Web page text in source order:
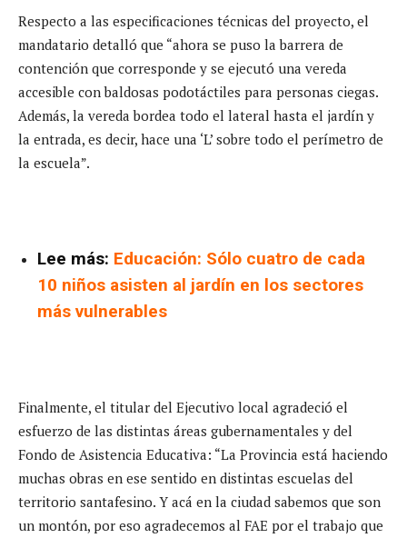
Respecto a las especificaciones técnicas del proyecto, el
mandatario detalló que “ahora se puso la barrera de
contención que corresponde y se ejecutó una vereda
accesible con baldosas podotáctiles para personas ciegas.
Además, la vereda bordea todo el lateral hasta el jardín y
la entrada, es decir, hace una ‘L’ sobre todo el perímetro de
la escuela”.
Lee más: Educación: Sólo cuatro de cada
10 niños asisten al jardín en los sectores
más vulnerables
Finalmente, el titular del Ejecutivo local agradeció el
esfuerzo de las distintas áreas gubernamentales y del
Fondo de Asistencia Educativa: “La Provincia está haciendo
muchas obras en ese sentido en distintas escuelas del
territorio santafesino. Y acá en la ciudad sabemos que son
un montón, por eso agradecemos al FAE por el trabajo que